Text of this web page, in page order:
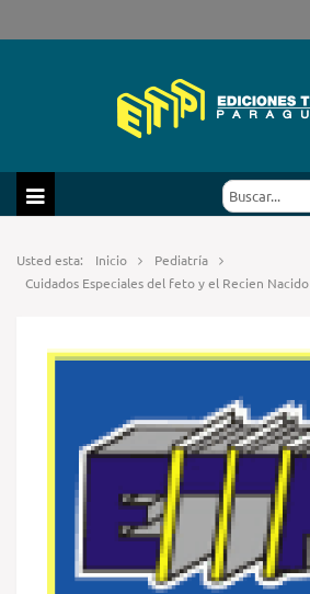
Usted esta: Inicio
Pediatría
Cuidados Especiales del feto y el Recien Nacido